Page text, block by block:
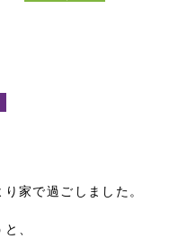
家で過ごしました。
、